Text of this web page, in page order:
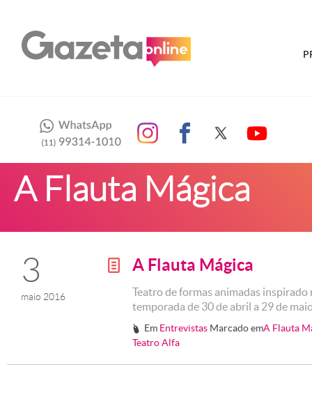
A Flauta Mágica
3
maio 2016
g A Flauta Mágica
Teatro de formas animadas
temporada de 30 de abril a 29 de
# Em Entrevistas Marcado emA Flauta
Teatro Alfa